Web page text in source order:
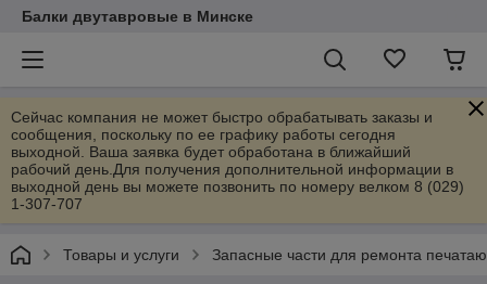
Балки двутавровые в Минске
Сейчас компания не может быстро обрабатывать заказы и
сообщения, поскольку по ее графику работы сегодня
выходной. Ваша заявка будет обработана в ближайший
рабочий день.Для получения дополнительной информации в
выходной день вы можете позвонить по номеру велком 8 (029)
1-307-707
Товары и услуги Запасные части для ремонта